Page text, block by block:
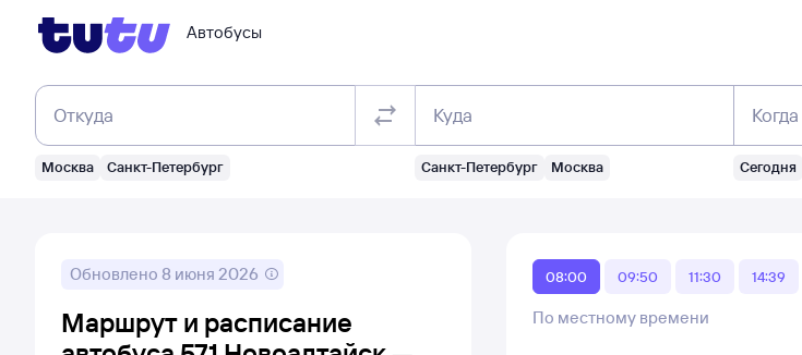
Автобусы
Откуда
Москва Санкт-Петербург
Куда
Санкт-Петербург Москва
Когда
Сегодня
Обновлено 8 июня 2026
Маршрут и расписание
08:00 09:50 11:30 14:39
По местному времени